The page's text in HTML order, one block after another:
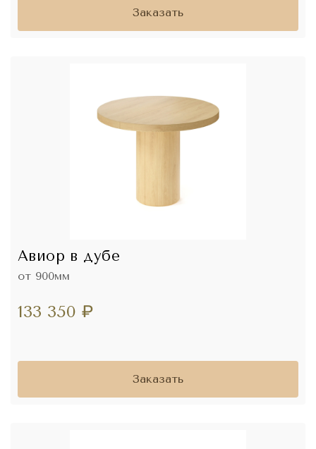
Заказать
Авиор в дубе
от 900мм
133 350 ₽
Заказать